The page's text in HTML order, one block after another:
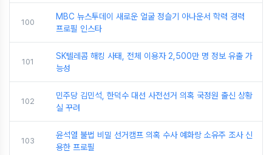
100
MBC 뉴스투데이 새로운 얼굴 정슬기 아나운서 학력 경력
프로필 인스타
101
SK텔레콤 해킹 사태, 전체 이용자 2,500만 명 정보 유출 가
능성
102
민주당 김민석, 한덕수 대선 사전선거 의혹 국정원 출신 상황
실 꾸려
103
윤석열 불법 비밀 선거캠프 의혹 수사 예화랑 소유주 조사 신
용한 프로필